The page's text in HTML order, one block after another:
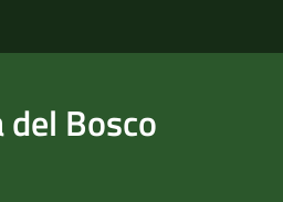
Bosco